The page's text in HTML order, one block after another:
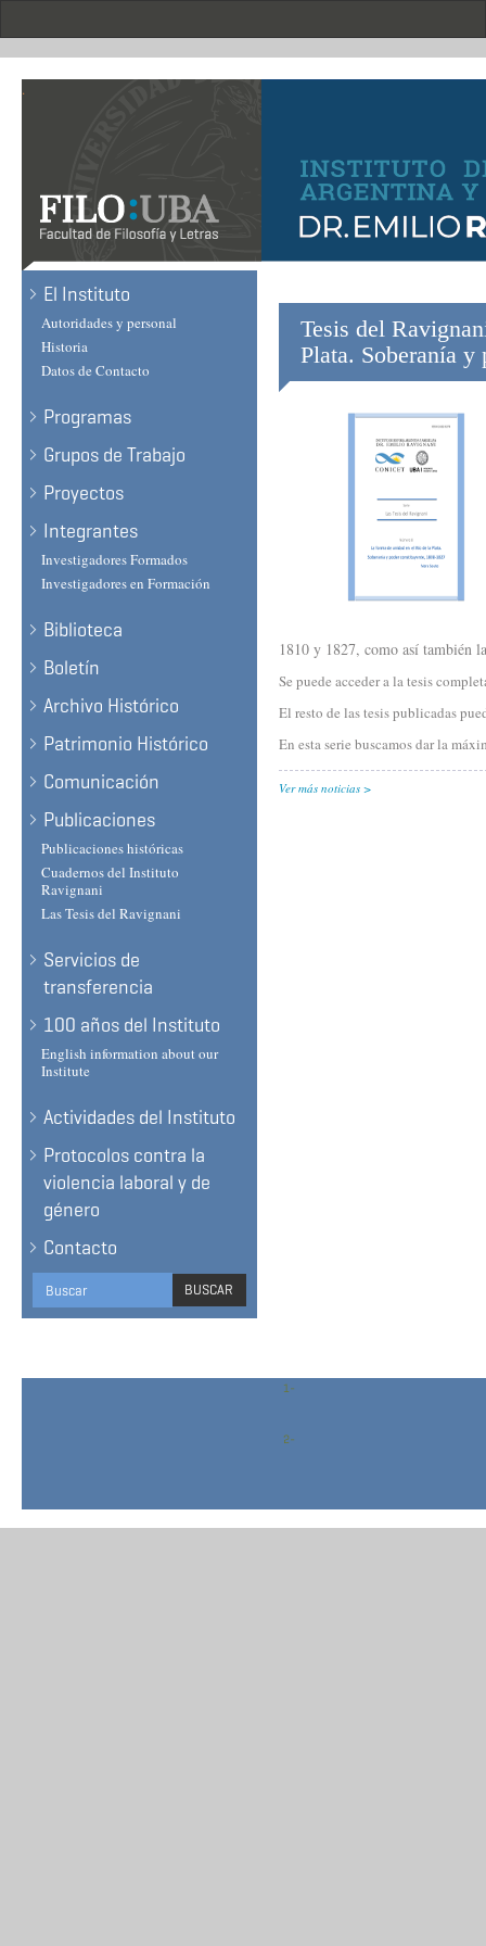
.
El Instituto
Autoridades y personal
Historia
Datos de Contacto
Programas
Grupos de Trabajo
Proyectos
Integrantes
Investigadores Formados
Investigadores en Formación
Biblioteca
Boletín
Archivo Histórico
Patrimonio Histórico
Comunicación
Publicaciones
Publicaciones históricas
Cuadernos del Instituto
Ravignani
Las Tesis del Ravignani
Servicios de
transferencia
100 años del Instituto
English information about our
Institute
Actividades del Instituto
Protocolos contra la
violencia laboral y de
género
Contacto
Search
form
BUSCAR
BUSCAR
Tesis del
Plata. Soberanía y
1810 y 1827, como así también
Se puede acceder a la tesis
El resto de las tesis publicadas
En esta serie buscamos dar la
Ver más noticias